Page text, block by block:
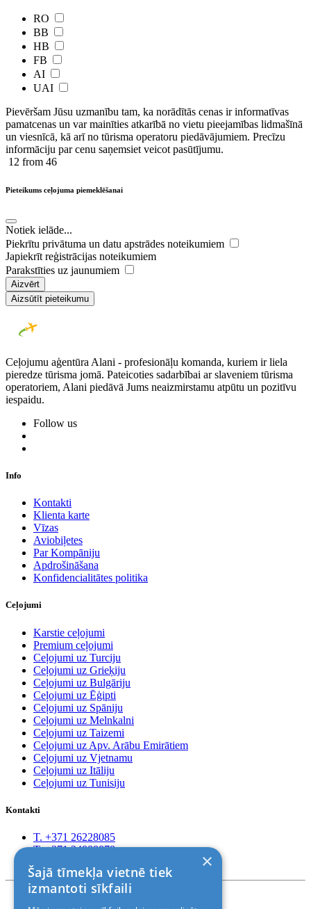
RO
BB
HB
FB
AI
UAI
Pievēršam Jūsu uzmanību tam, ka norādītās cenas ir ​informatīvas ​
pamatcenas un var mainīties atkarībā ​no ​vietu pieejamības lidmašīnā
un viesnīcā, kā arī no tūrisma operatoru piedāvājumiem. Precīzu
informāciju par cenu saņemsiet veicot pasūtījumu.
12 from 46
Pieteikums ceļojuma piemeklēšanai
Notiek ielāde...
Piekrītu privātuma un datu apstrādes noteikumiem
Japiekrīt reģistrācijas noteikumiem
Parakstīties uz jaunumiem
Aizvērt
Aizsūtīt pieteikumu
Ceļojumu aģentūra Alani - profesionāļu komanda, kuriem ir liela
pieredze tūrisma jomā. Pateicoties sadarbībai ar slaveniem tūrisma
operatoriem, Alani piedāvā Jums neaizmirstamu atpūtu un pozitīvu
iespaidu.
Follow us
Info
Kontakti
Klienta karte
Vīzas
Aviobiļetes
Par Kompāniju
Apdrošināšana
Konfidencialitātes politika
Ceļojumi
Karstie ceļojumi
Premium ceļojumi
Ceļojumi uz Turciju
Ceļojumi uz Grieķiju
Ceļojumi uz Bulgāriju
Ceļojumi uz Ēģipti
Ceļojumi uz Spāniju
Ceļojumi uz Melnkalni
Ceļojumi uz Taizemi
Ceļojumi uz Apv. Arābu Emirātiem
Ceļojumi uz Vjetnamu
Ceļojumi uz Itāliju
Ceļojumi uz Tunisiju
Kontakti
T. +371 26228085
T. +371 24888878
×
Šajā tīmekļa vietnē tiek
izmantoti sīkfaili